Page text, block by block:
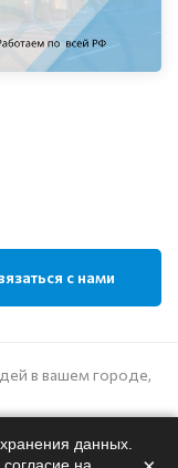
с нами
в вашем городе,
данных.